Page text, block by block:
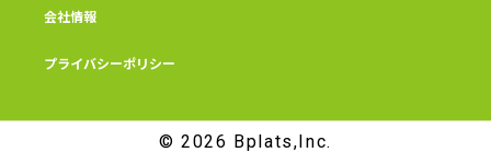
会社情報
プライバシーポリシー
© 2026 Bplats,Inc.